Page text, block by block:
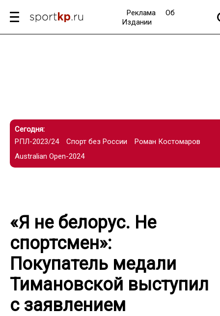
Реклама
Об
Издании
Сегодня:
РПЛ-2023/24
Спорт без России
Роман Костомаров
Australian Open-2024
«Я не белорус. Не
спортсмен»:
Покупатель медали
Тимановской выступил
с заявлением